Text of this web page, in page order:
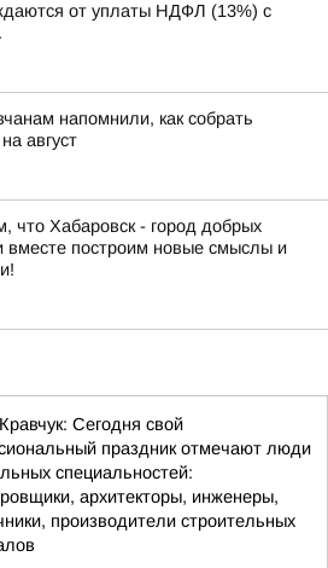
от уплаты НДФЛ (13%) с
напомнили, как собрать
август
что Хабаровск - город добрых
вместе построим новые смыслы и
Сегодня свой
праздник отмечают люди
специальностей:
архитекторы, инженеры,
производители строительных